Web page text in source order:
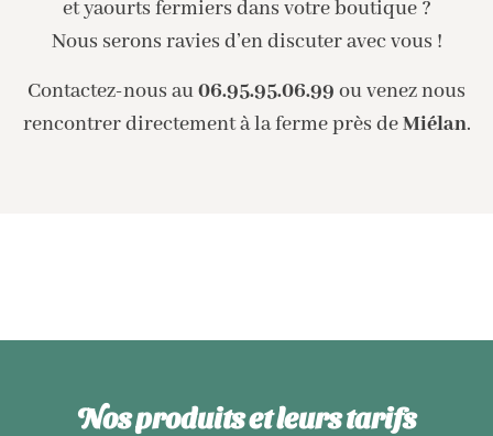
et yaourts fermiers dans votre boutique ?
Nous serons ravies d’en discuter avec vous !
Contactez-nous au06.95.95.06.99 ou venez nous
rencontrer directement à la ferme près deMiélan.
Nos produits et leurs tarifs